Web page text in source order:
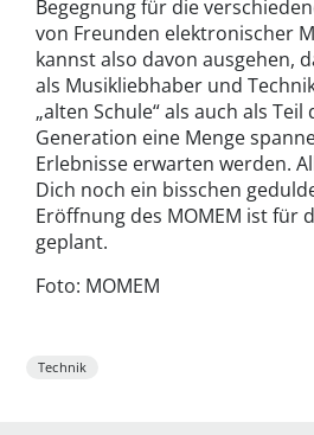
Begegnung für die
von Freunden elektronischer
kannst also davon ausgehen,
als Musikliebhaber und
„alten Schule“ als auch als
Generation eine Menge
Erlebnisse erwarten werden.
Dich noch ein bisschen
Eröffnung des MOMEM ist für
geplant.
Foto: MOMEM
Technik